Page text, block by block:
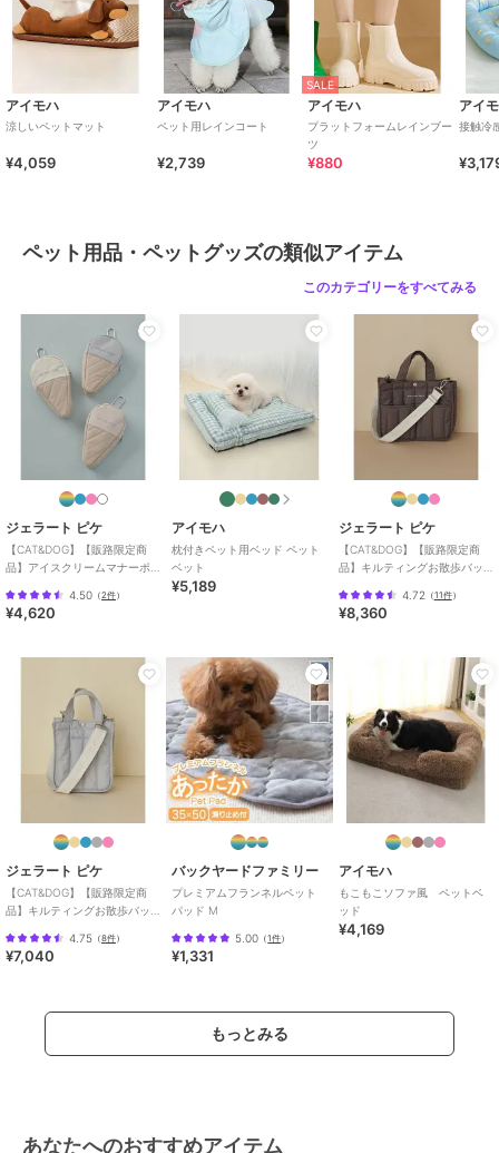
アイモハ
涼しいペットマット
¥4,059
アイモハ
ペット用レインコート
¥2,739
SALE
アイモハ
プラットフォームレインブー
ツ
¥880
アイ
接触冷
ペット用品・ペットグッズの類似アイテム
このカテゴリーをすべてみる
ジェラート ピケ
【CAT&DOG】【販路限定商
品】アイスクリームマナーポ
4.50 （2件）
¥4,620
アイモハ
枕付きペット用ベッド ペット
ベット
¥5,189
ジェラート ピケ
【CAT&DOG】【販路限定商
品】キルティングお散歩バッ
4.72 （11件）
¥8,360
ジェラート ピケ
【CAT&DOG】【販路限定商
品】キルティングお散歩バッ
4.75 （8件）
¥7,040
バックヤードファミリー
プレミアムフランネルペット
パッド M
5.00 （1件）
¥1,331
アイモハ
もこもこソファ風 ペットベ
ッド
¥4,169
もっとみる
あなたへのおすすめアイテム